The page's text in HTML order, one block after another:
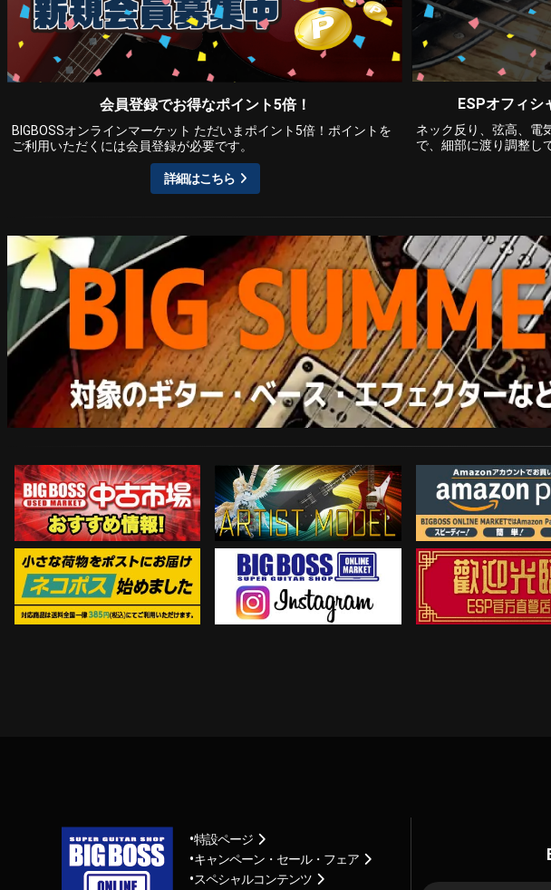
会員登録でお得なポイント5倍！
BIGBOSSオンラインマーケット ただいまポイント5倍！ポイントを
ご利用いただくには会員登録が必要です。
詳細はこちら
ESPオフィシ
ネック反り、弦高、電
で、細部に渡り調整し
中古市場おすすめ情報!! ARTIST MODEL Amazon Pay
ネコポス対象商品はコチラ Instagram 歓迎工臨
特設ページ
キャンペーン・セール・フェア
スペシャルコンテンツ